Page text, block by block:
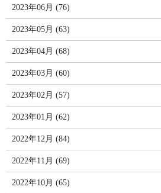
2023年06月 (76)
2023年05月 (63)
2023年04月 (68)
2023年03月 (60)
2023年02月 (57)
2023年01月 (62)
2022年12月 (84)
2022年11月 (69)
2022年10月 (65)